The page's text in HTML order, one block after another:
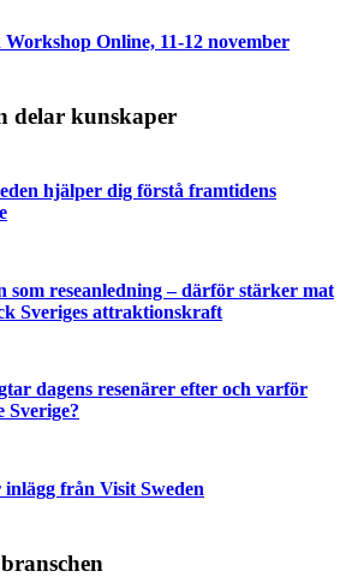
Workshop Online, 11-12 november
delar kunskaper
hjälper dig förstå framtidens
som reseanledning – därför stärker mat
Sveriges attraktionskraft
dagens resenärer efter och varför
Sverige?
inlägg från Visit Sweden